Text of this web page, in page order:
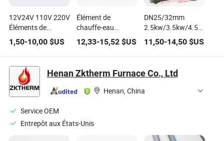
12V24V 110V 220V
Éléments de
chauffe à
cartouche simple,
tiges de chauffage
électrique, haute
température
1,50-10,00 $US
Élément de
chauffe-eau
électrique le plus
populaire 83mm
élément tubulaire
de chauffage à
bride en cuivre pour
lave-vaisselle
12,33-15,52$US
DN25/32mm
2.5kw/3.5kw/4.5kw
Élément de
chauffe-eau
électrique, chauffe-
eau à immersion
pour réservoir d'eau
11,50-14,50$US
Henan Zktherm Furnace Co., Ltd
Henan, China
Service OEM
Entrepôt aux États-Unis